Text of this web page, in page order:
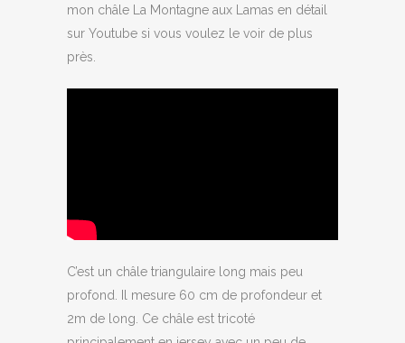
mon châle La Montagne aux Lamas en détail
sur Youtube si vous voulez le voir de plus
près.
C’est un châle triangulaire long mais peu
profond. Il mesure 60 cm de profondeur et
2m de long. Ce châle est tricoté